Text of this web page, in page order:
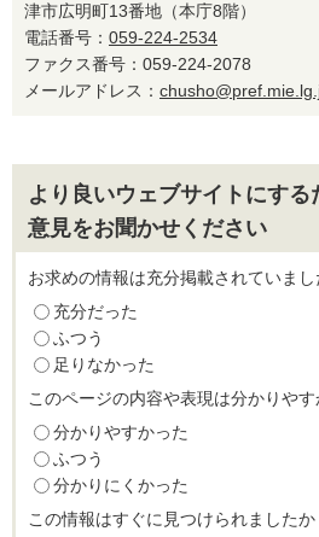
津市広明町13番地（本庁8階）
電話番号： 059-224-2534
ファクス番号：059-224-2078
メールアドレス：
より良いウェブサイトにす
意見をお聞かせください
お求めの情報は充分掲載されていまし
充分だった
ふつう
足りなかった
このページの内容や表現は分かりや
分かりやすかった
ふつう
分かりにくかった
この情報はすぐに見つけられましたか